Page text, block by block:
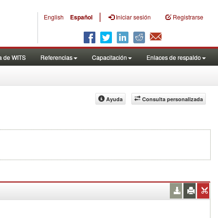
English Español | Iniciar sesión Registrarse
de WITS Referencias Capacitación Enlaces de respaldo
Consulta personalizada
Ayuda